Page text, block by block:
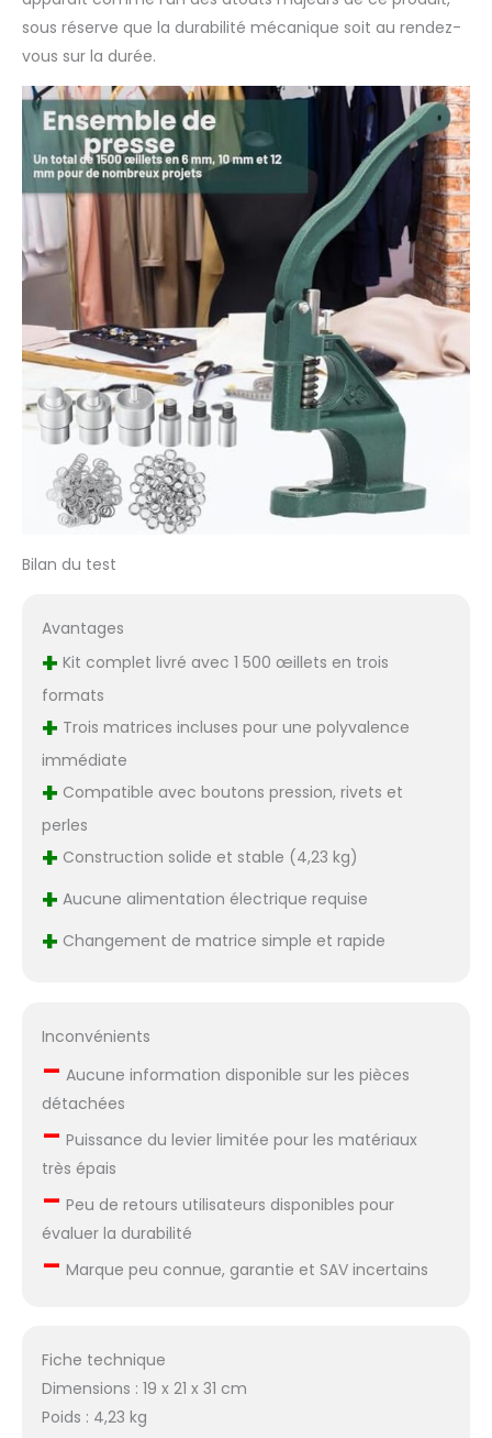
sous réserve que la durabilité mécanique soit au rendez-
vous sur la durée.
Bilan du test
Avantages
+ Kit complet livré avec 1 500 œillets en trois
formats
+ Trois matrices incluses pour une polyvalence
immédiate
+ Compatible avec boutons pression, rivets et
perles
+ Construction solide et stable (4,23 kg)
+ Aucune alimentation électrique requise
+ Changement de matrice simple et rapide
Inconvénients
– Aucune information disponible sur les pièces
détachées
– Puissance du levier limitée pour les matériaux
très épais
– Peu de retours utilisateurs disponibles pour
évaluer la durabilité
– Marque peu connue, garantie et SAV incertains
Fiche technique
Dimensions : 19 x 21 x 31 cm
Poids : 4,23 kg